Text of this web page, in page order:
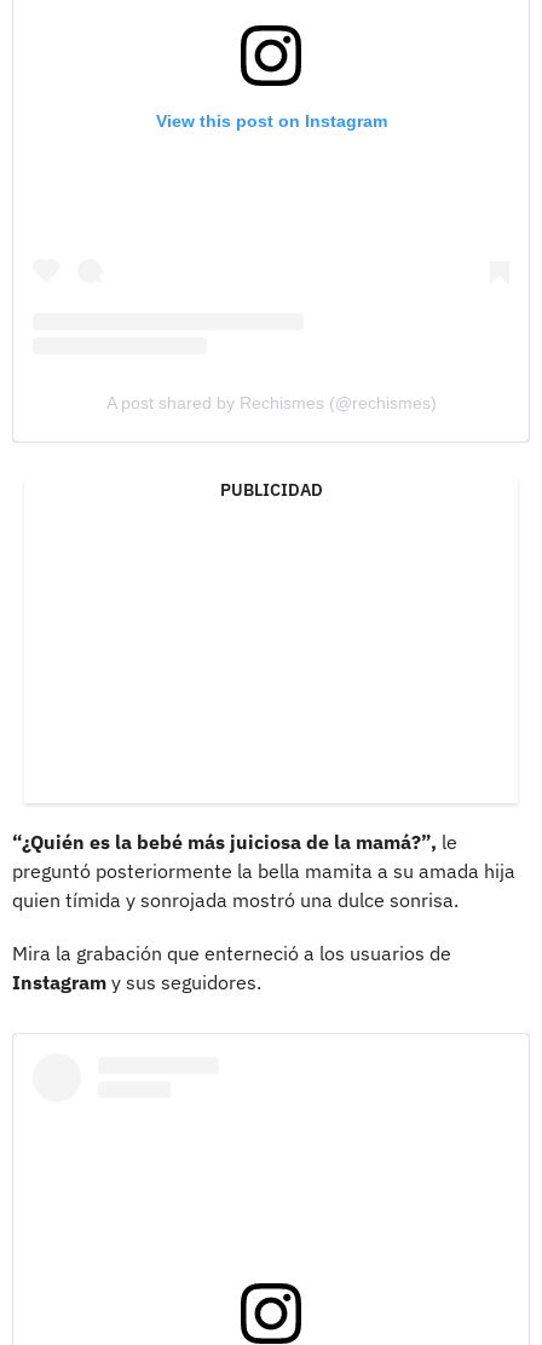
View this post on Instagram
A post shared by Rechismes (@rechismes)
PUBLICIDAD
“¿Quién es la bebé más juiciosa de la mamá?”, le
preguntó posteriormente la bella mamita a su amada hija
quien tímida y sonrojada mostró una dulce sonrisa.
Mira la grabación que enterneció a los usuarios de
Instagram y sus seguidores.